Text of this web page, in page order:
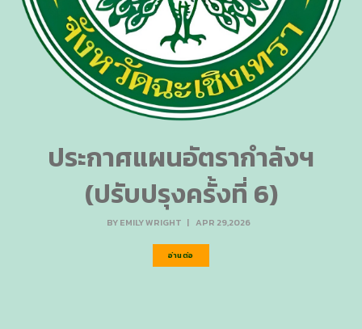
ประกาศแผนอัตรากำลังฯ
(ปรับปรุงครั้งที่ 6)
BYEMILY WRIGHT | APR 29,2026
อ่านต่อ